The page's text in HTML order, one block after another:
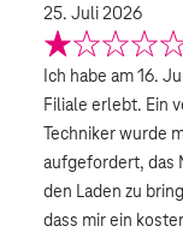
25. Juli 2026
Ich habe am 16.
Filiale erlebt. Ein
Techniker wurde
aufgefordert, das
den Laden zu
dass mir ein